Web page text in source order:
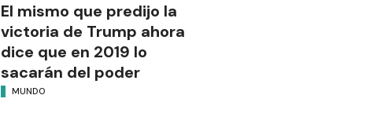
El mismo que predijo la
victoria de Trump ahora
dice que en 2019 lo
sacarán del poder
MUNDO